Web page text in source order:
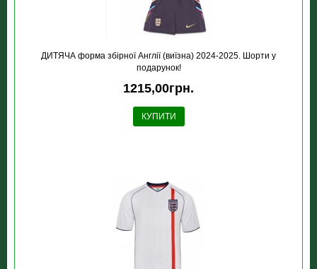
ДИТЯЧА форма збірної Англії (виїзна) 2024-2025. Шорти у
подарунок!
1215,00грн.
КУПИТИ